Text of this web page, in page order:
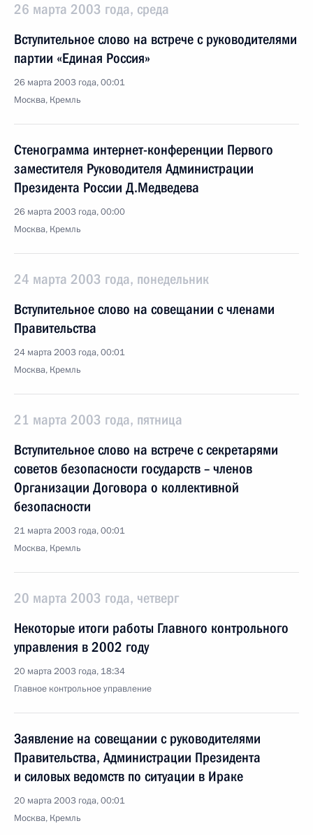
26 марта 2003 года, среда
Вступительное слово на встрече с руководителями
партии «Единая Россия»
26 марта 2003 года, 00:01
Москва, Кремль
Стенограмма интернет-конференции Первого
заместителя Руководителя Администрации
Президента России Д.Медведева
26 марта 2003 года, 00:00
Москва, Кремль
24 марта 2003 года, понедельник
Вступительное слово на совещании с членами
Правительства
24 марта 2003 года, 00:01
Москва, Кремль
21 марта 2003 года, пятница
Вступительное слово на встрече с секретарями
советов безопасности государств – членов
Организации Договора о коллективной
безопасности
21 марта 2003 года, 00:01
Москва, Кремль
20 марта 2003 года, четверг
Некоторые итоги работы Главного контрольного
управления в 2002 году
20 марта 2003 года, 18:34
Главное контрольное управление
Заявление на совещании с руководителями
Правительства, Администрации Президента
и силовых ведомств по ситуации в Ираке
20 марта 2003 года, 00:01
Москва, Кремль